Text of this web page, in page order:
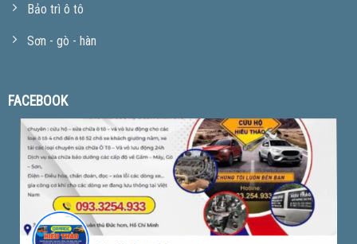
Bảo trì ô tô
Sơn - gò - hàn
FACEBOOK